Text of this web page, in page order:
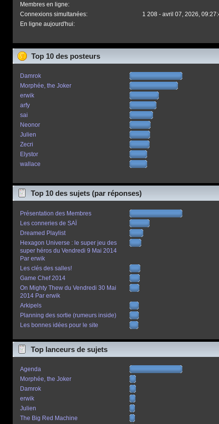
Membres en ligne:
Connexions simultanées:
1 208 - avril 07, 2026,
En ligne aujourd'hui:
Top 10 des posteurs
Damrok
Morphée, the Joker
erwik
arfy
sai
Neonor
Julien
Zecri
Elystor
wallace
Top 10 des sujets (par réponses)
Présentation des Membres
Les conneries de SAÏ
Dreamed Playlist
Hexagon Universe : le super jeu des
super héros du Vendredi 9 Mai 2014
Par erwik
Les clés des salles!
Game Chef 2014
On Mighty Thew du Vendredi 30 Mai
2014 Par erwik
Arkipels
Planning des sortie (rumeurs inside)
Les bonnes idées pour le site
Top lanceurs de sujets
Agenda
Morphée, the Joker
Damrok
erwik
Julien
The Big Red Machine